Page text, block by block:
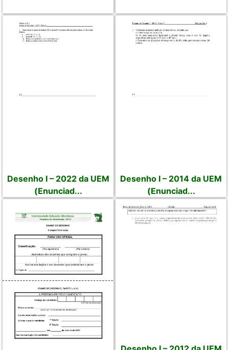
Desenho I – 2022 da UEM
(Enunciad...
Desenho I – 2014 da UEM
(Enunciad...